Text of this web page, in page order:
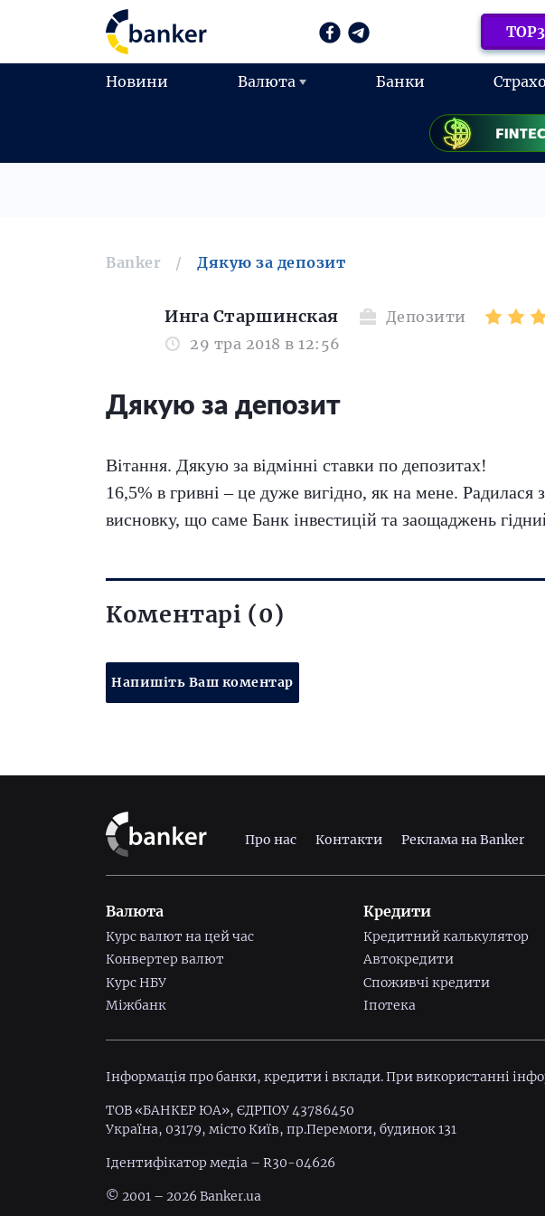
Новини Валюта Банки
Banker Дякую за депозит
Инга Старшинская
29 тра 2018 в 12:56
Депозити
Дякую за депозит
Вітання. Дякую за відмінні ставки по депозитах!
16,5% в гривні – це дуже вигідно, як на мене.
висновку, що саме Банк інвестицій та заощаджень
Коментарі (0)
Напишіть Ваш коментар
Про нас Контакти Реклама на Banker
Валюта
Курс валют на цей час
Конвертер валют
Курс НБУ
Міжбанк
Кредити
Кредитний калькулятор
Автокредити
Споживчі кредити
Іпотека
Інформація про банки, кредити і вклади. При використанні
ТОВ «БАНКЕР ЮА», ЄДРПОУ 43786450
Україна, 03179, місто Київ, пр.Перемоги, будинок 131
Ідентифiкатор медiа – R30-04626
© 2001 – 2026 Banker.ua